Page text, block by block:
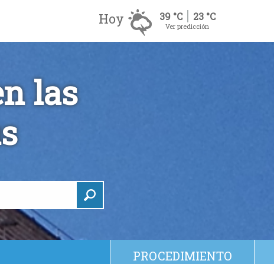
Hoy 39 °C 23 °C
Ver predicción
las
PROCEDIMIENTO